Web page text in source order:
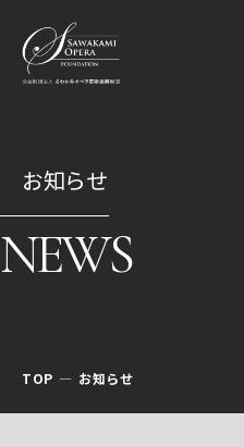
お知らせ
NEWS
TOP お知らせ